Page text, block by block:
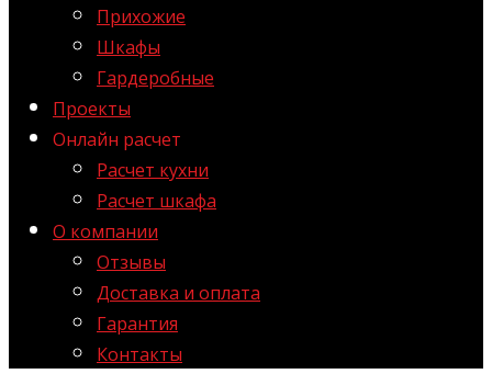
Прихожие
Шкафы
Гардеробные
Проекты
Онлайн расчет
Расчет кухни
Расчет шкафа
О компании
Отзывы
Доставка и оплата
Гарантия
Контакты